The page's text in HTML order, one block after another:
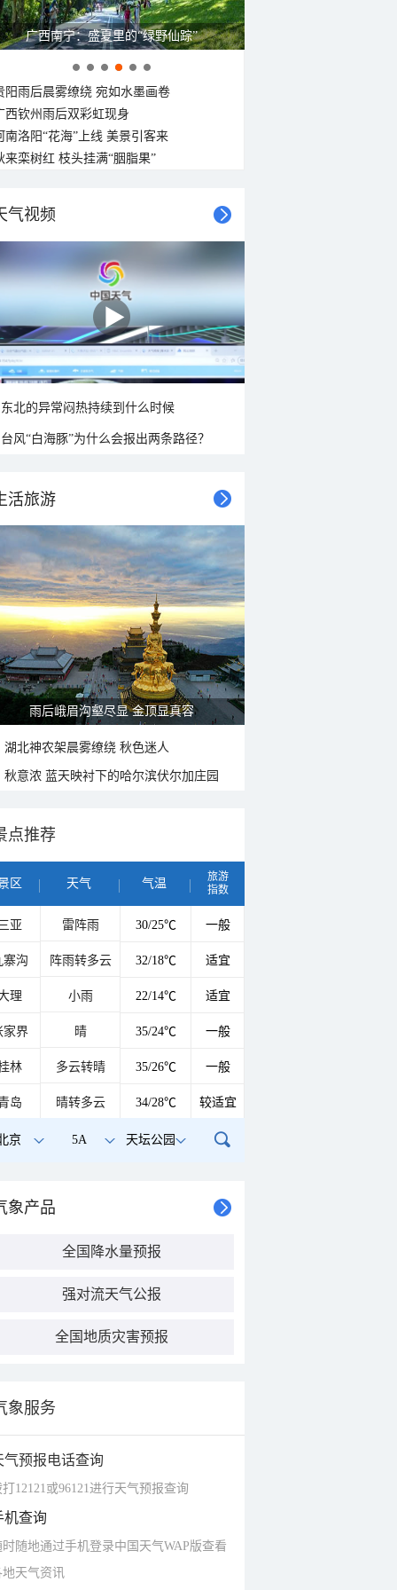
广西南宁：盛夏里的“绿野仙踪”
阳雨后晨雾缭绕 宛如水墨画卷
西钦州雨后双彩虹现身
南洛阳“花海”上线 美景引客来
来栾树红 枝头挂满“胭脂果”
气视频
东北的异常闷热持续到什么时候
台风“白海豚”为什么会报出两条路径？
活旅游
雨后峨眉沟壑尽显 金顶显真容
湖北神农架晨雾缭绕 秋色迷人
秋意浓 蓝天映衬下的哈尔滨伏尔加庄园
点推荐
区 天气 气温
旅游
指数
亚 雷阵雨 30/25℃ 一般
寨沟 阵雨转多云 32/18℃ 适宜
理 小雨 22/14℃ 适宜
家界 晴 35/24℃ 一般
林 多云转晴 35/26℃ 一般
岛 晴转多云 34/28℃ 较适宜
京 5A 天坛公园
象产品
全国降水量预报
强对流天气公报
全国地质灾害预报
象服务
气预报电话查询
打12121或96121进行天气预报查询
机查询
时随地通过手机登录中国天气WAP版查看
地天气资讯